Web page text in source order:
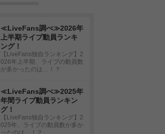
≪LiveFans調べ≫2026年
上半期ライブ動員ランキ
ング！
【LiveFans独自ランキング】2
026年上半期、ライブの動員数
が多かったのは…！？
≪LiveFans調べ≫2025年
年間ライブ動員ランキン
グ！
【LiveFans独自ランキング】2
025年、ライブの動員数が多か
ったのは…！？